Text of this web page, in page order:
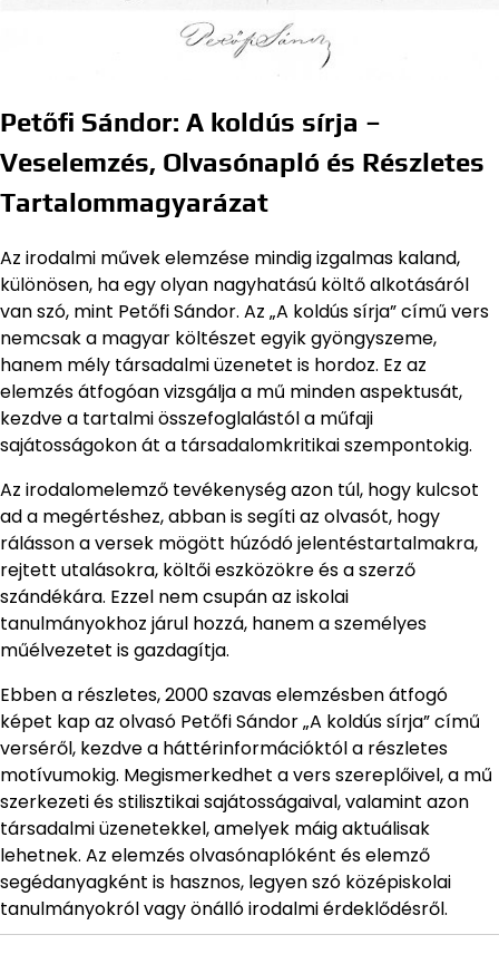
Petőfi Sándor: A koldús sírja –
Veselemzés, Olvasónapló és Részletes
Tartalommagyarázat
Az irodalmi művek elemzése mindig izgalmas kaland,
különösen, ha egy olyan nagyhatású költő alkotásáról
van szó, mint Petőfi Sándor. Az „A koldús sírja” című vers
nemcsak a magyar költészet egyik gyöngyszeme,
hanem mély társadalmi üzenetet is hordoz. Ez az
elemzés átfogóan vizsgálja a mű minden aspektusát,
kezdve a tartalmi összefoglalástól a műfaji
sajátosságokon át a társadalomkritikai szempontokig.
Az irodalomelemző tevékenység azon túl, hogy kulcsot
ad a megértéshez, abban is segíti az olvasót, hogy
rálásson a versek mögött húzódó jelentéstartalmakra,
rejtett utalásokra, költői eszközökre és a szerző
szándékára. Ezzel nem csupán az iskolai
tanulmányokhoz járul hozzá, hanem a személyes
műélvezetet is gazdagítja.
Ebben a részletes, 2000 szavas elemzésben átfogó
képet kap az olvasó Petőfi Sándor „A koldús sírja” című
verséről, kezdve a háttérinformációktól a részletes
motívumokig. Megismerkedhet a vers szereplőivel, a mű
szerkezeti és stilisztikai sajátosságaival, valamint azon
társadalmi üzenetekkel, amelyek máig aktuálisak
lehetnek. Az elemzés olvasónaplóként és elemző
segédanyagként is hasznos, legyen szó középiskolai
tanulmányokról vagy önálló irodalmi érdeklődésről.